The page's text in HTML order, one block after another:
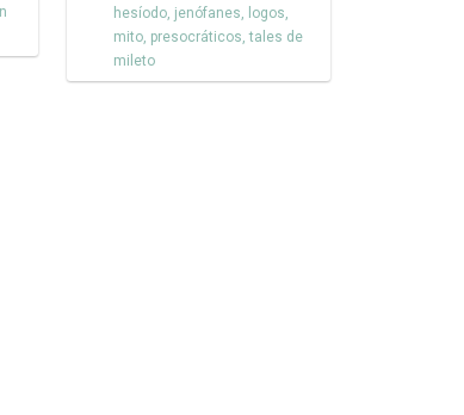
hesíodo, jenófanes, logos,
mito, presocráticos,tales de
mileto